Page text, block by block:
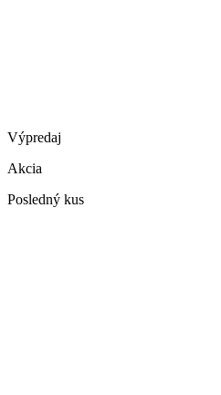
Výpredaj
Akcia
Posledný kus